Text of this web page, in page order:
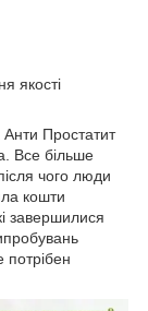
якості
Простатит
Все більше
чого люди
кошти
завершилися